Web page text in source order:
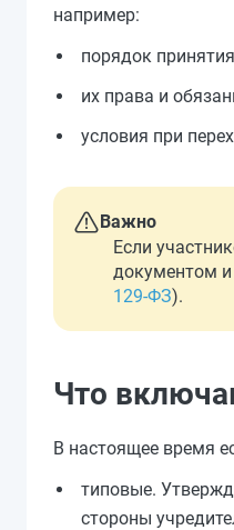
например:
порядок
их права и
условия при
Важно
Если
документом и
129-ФЗ).
Что
В настоящее время
типовые.
стороны